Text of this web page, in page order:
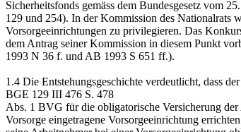
Sicherheitsfonds gemäss dem Bundesgesetz vom
129 und 254). In der Kommission des Nationalrats
Vorsorgeeinrichtungen zu privilegieren. Das
dem Antrag seiner Kommission in diesem Punkt
1993 N 36 f. und AB 1993 S 651 ff.).
1.4 Die Entstehungsgeschichte verdeutlicht, dass
BGE 129 III 476 S. 478
Abs. 1 BVG für die obligatorische Versicherung
Vorsorge eingetragene Vorsorgeeinrichtung